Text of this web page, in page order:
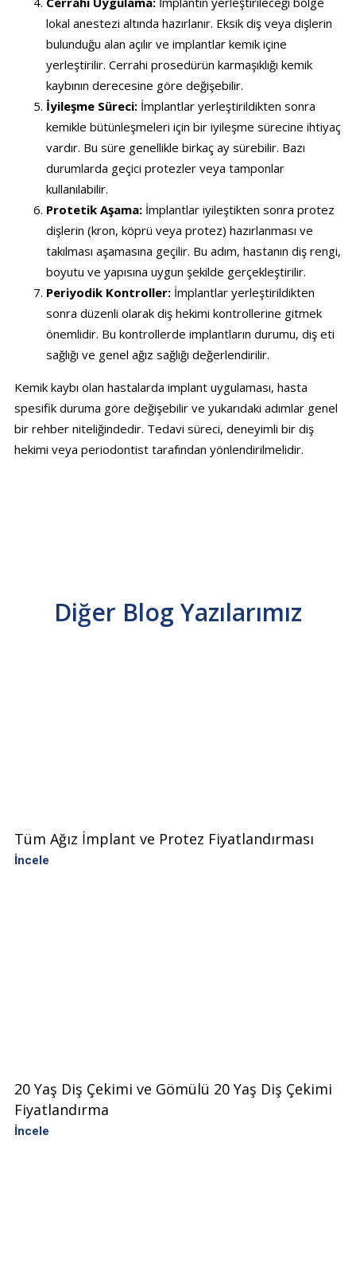
lokal anestezi altında hazırlanır. Eksik diş veya dişlerin
bulunduğu alan açılır ve implantlar kemik içine
yerleştirilir. Cerrahi prosedürün karmaşıklığı kemik
kaybının derecesine göre değişebilir.
İyileşme Süreci: İmplantlar yerleştirildikten sonra
kemikle bütünleşmeleri için bir iyileşme sürecine ihtiyaç
vardır. Bu süre genellikle birkaç ay sürebilir. Bazı
durumlarda geçici protezler veya tamponlar
kullanılabilir.
Protetik Aşama: İmplantlar iyileştikten sonra protez
dişlerin (kron, köprü veya protez) hazırlanması ve
takılması aşamasına geçilir. Bu adım, hastanın diş rengi,
boyutu ve yapısına uygun şekilde gerçekleştirilir.
Periyodik Kontroller: İmplantlar yerleştirildikten
sonra düzenli olarak diş hekimi kontrollerine gitmek
önemlidir. Bu kontrollerde implantların durumu, diş eti
sağlığı ve genel ağız sağlığı değerlendirilir.
Kemik kaybı olan hastalarda implant uygulaması, hasta
spesifik duruma göre değişebilir ve yukarıdaki adımlar genel
bir rehber niteliğindedir. Tedavi süreci, deneyimli bir diş
hekimi veya periodontist tarafından yönlendirilmelidir.
Diğer Blog Yazılarımız
Tüm Ağız İmplant ve Protez Fiyatlandırması
İncele
20 Yaş Diş Çekimi ve Gömülü 20 Yaş Diş Çekimi
Fiyatlandırma
İncele